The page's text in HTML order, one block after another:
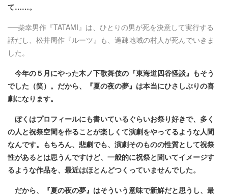
て……。
──柴幸男作『TATAMI』は、ひとりの男が死を決意して実行する
話だし、松井周作『ルーツ』も、過疎地域の村人が死んでいきま
した。
今年の５月にやった木ノ下歌舞伎の『東海道四谷怪談』もそう
でした（笑）。だから、『夏の夜の夢』は本当にひさしぶりの喜
劇になります。
ぼくはプロフィールにも書いているぐらいお祭り好きで、多く
の人と祝祭空間を作ることが楽しくて演劇をやってるような人間
なんです。もちろん、悲劇でも、演劇そのものの性質として祝祭
性があるとは思うんですけど、一般的に祝祭と聞いてイメージす
るような作品を、最近はほとんどつくっていませんでした。
だから、『夏の夜の夢』はそういう意味で新鮮だと思うし、最